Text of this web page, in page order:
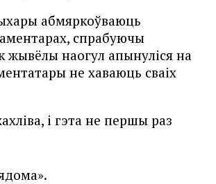
абмяркоўваюць
спрабуючы
жывёлы наогул апынуліся на
не хаваюць сваіх
і гэта не першы раз